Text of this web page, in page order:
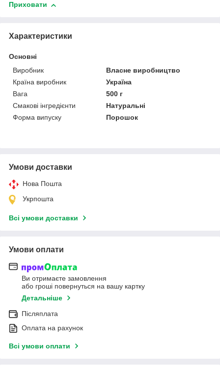
Приховати
Характеристики
Основні
Виробник
Власне виробництво
Країна виробник
Україна
Вага
500 г
Смакові інгредієнти
Натуральні
Форма випуску
Порошок
Умови доставки
Нова Пошта
Укрпошта
Всі умови доставки
Умови оплати
Ви отримаєте замовлення
або гроші повернуться на вашу картку
Детальніше
Післяплата
Оплата на рахунок
Всі умови оплати